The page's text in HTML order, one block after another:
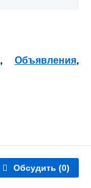
,Объявления,
Обсудить (0)